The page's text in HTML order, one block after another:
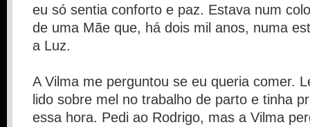
eu só sentia conforto e paz. Estava num
de uma Mãe que, há dois mil anos, numa
a Luz.
A Vilma me perguntou se eu queria comer.
lido sobre mel no trabalho de parto e tinha
essa hora. Pedi ao Rodrigo, mas a Vilma